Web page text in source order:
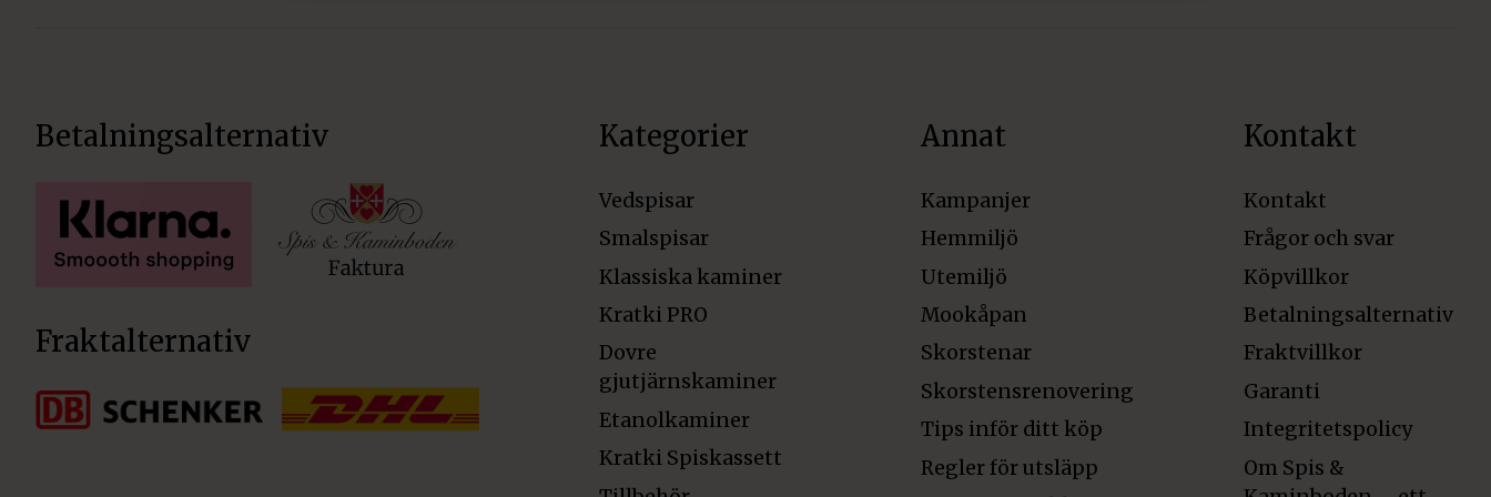
Betalningsalternativ
Fraktalternativ
Kategorier
Vedspisar
Smalspisar
Klassiska kaminer
Kratki PRO
Dovre
gjutjärnskaminer
Etanolkaminer
Kratki Spiskassett
Annat
Kampanjer
Hemmiljö
Utemiljö
Mookåpan
Skorstenar
Skorstensrenovering
Tips inför ditt köp
Regler för utsläpp
Kontakt
Kontakt
Frågor och svar
Köpvillkor
Betalningsalternativ
Fraktvillkor
Garanti
Integritetspolicy
Om Spis &